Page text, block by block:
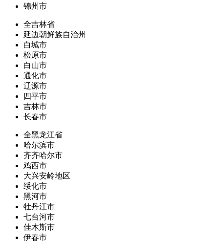
锦州市
全吉林省
延边朝鲜族自治州
白城市
松原市
白山市
通化市
辽源市
四平市
吉林市
长春市
全黑龙江省
哈尔滨市
齐齐哈尔市
鸡西市
大兴安岭地区
绥化市
黑河市
牡丹江市
七台河市
佳木斯市
伊春市